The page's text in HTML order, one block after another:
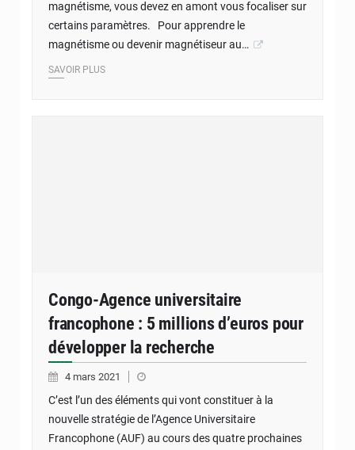
magnétisme, vous devez en amont vous focaliser sur
certains paramètres. Pour apprendre le
magnétisme ou devenir magnétiseur au…
SAVOIR PLUS
Congo-Agence universitaire
francophone : 5 millions d’euros pour
développer la recherche
4 mars 2021
C’est l’un des éléments qui vont constituer à la
nouvelle stratégie de l’Agence Universitaire
Francophone (AUF) au cours des quatre prochaines